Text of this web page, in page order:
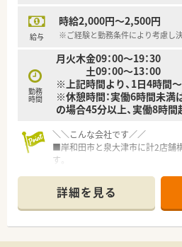
給与
時給2,000円～2,500円
※ご経験と勤務条件により考慮し
勤務
時間
月火木金09：00～19：30
土09：00～13：00
※上記時間より、1日4時間
※休憩時間：実働6時間未満
の場合45分以上、実働8時
＼＼こんな会社です／／
■岸和田市と泉大津市に計2店舗
す。
西洋だけでなく東洋医学のノウ
康サポートをしています。
＼＼こんな薬局です／／
詳細を見る